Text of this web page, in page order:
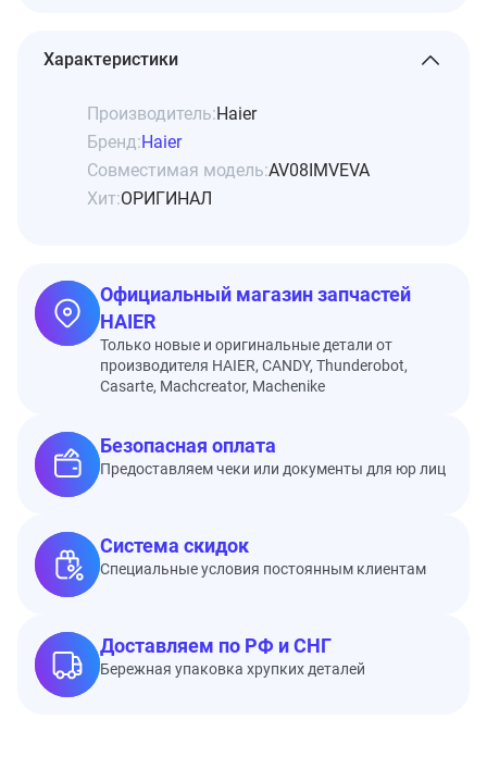
Характеристики
Производитель:Haier
Бренд:Haier
Совместимая модель:AV08IMVEVA
Хит:ОРИГИНАЛ
Официальный магазин запчастей
HAIER
Только новые и оригинальные детали от
производителя HAIER, CANDY, Thunderobot,
Casarte, Machcreator, Machenike
Безопасная оплата
Предоставляем чеки или документы для юр лиц
Система скидок
Специальные условия постоянным клиентам
Доставляем по РФ и СНГ
Бережная упаковка хрупких деталей